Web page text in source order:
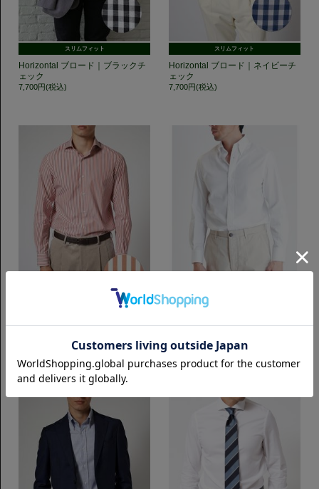
スリムフィット
Horizontal ブロード｜ブラックチ
ェック
7,700円(税込)
スリムフィット
Horizontal ブロード｜ネイビーチ
ェック
7,700円(税込)
【LEGGIUNO】Horizontal 120番
ButtonDown 140番手双糸ロイヤ
7,700円(税込)